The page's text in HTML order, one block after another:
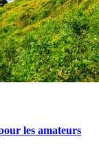
les amateurs